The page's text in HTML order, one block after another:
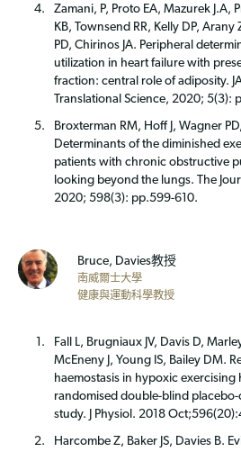
Zamani, P, Proto EA, Mazurek J.A,
KB, Townsend RR, Kelly DP,
PD, Chirinos JA. Peripheral
utilization in heart failure with
fraction: central role of adiposity.
Translational Science, 2020; 5(3):
Broxterman RM, Hoff J, Wagner
Determinants of the diminished
patients with chronic obstructive
looking beyond the lungs. The
2020; 598(3): pp.599-610.
Bruce, Davies教授
南威爾士大學
健康與運動科學教授
Fall L, Brugniaux JV, Davis D,
McEneny J, Young IS, Bailey DM.
haemostasis in hypoxic exercising
randomised double-blind
study. J Physiol. 2018
Harcombe Z, Baker JS, Davies B.